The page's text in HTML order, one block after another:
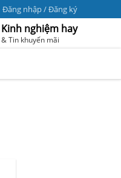
Đăng nhập / Đăng ký
Kinh nghiệm hay
& Tin khuyến mãi